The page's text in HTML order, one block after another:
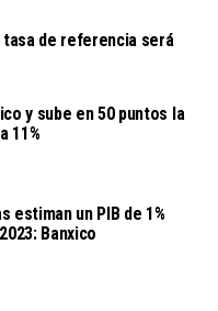
tasa de referencia será
y sube en 50 puntos la
11%
estiman un PIB de 1%
Banxico